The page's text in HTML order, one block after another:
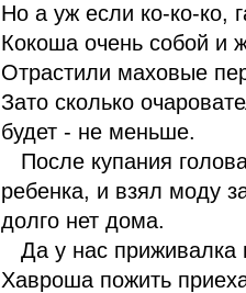
Но а уж если ко-ко-ко,
Кокоша очень собой и
Отрастили маховые
Зато сколько
будет - не меньше.
После купания
ребенка, и взял моду
долго нет дома.
Да у нас приживалка
Хавроша пожить